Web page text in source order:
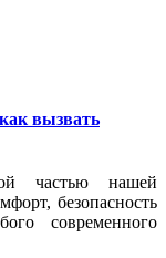
вызвать
частью нашей
безопасность
современного